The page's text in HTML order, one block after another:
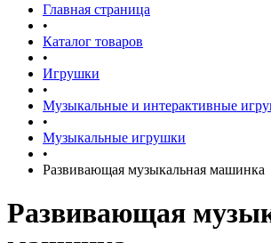
Главная страница
•
Каталог товаров
•
Игрушки
•
Музыкальные и интерактивные
•
Музыкальные игрушки
•
Развивающая музыкальная машинка
Развивающая